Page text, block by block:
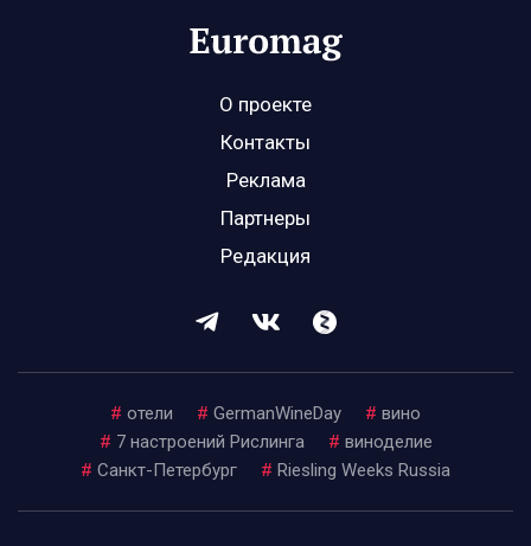
О проекте
Контакты
Реклама
Партнеры
Редакция
# отели # GermanWineDay # вино
# 7 настроений Рислинга # виноделие
# Санкт-Петербург # Riesling Weeks Russia